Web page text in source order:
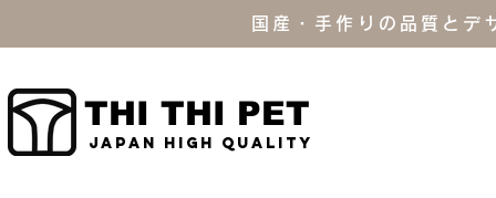
国産・手作りの品質と
THI THI PET
JAPAN high quality